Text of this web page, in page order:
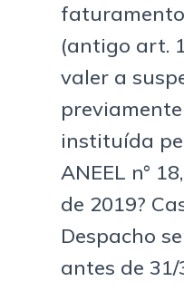
(antigo art.
valer a
instituída
ANEEL n°
de 2019?
Despacho
antes de 31/